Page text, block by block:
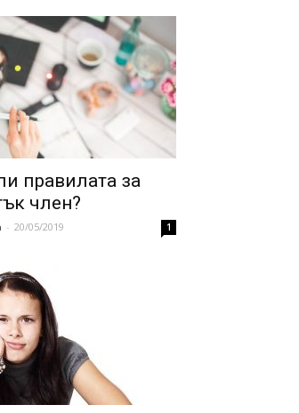
правилата за
член?
- 20/05/2019 1